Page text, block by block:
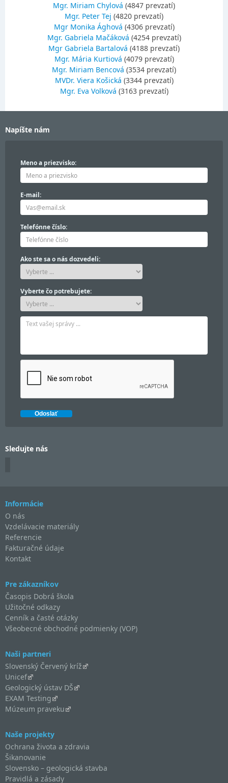
Mgr. Miriam Chylová (4847 prevzatí)
Mgr. Peter Tej (4820 prevzatí)
Mgr Monika Ághová (4306 prevzatí)
Mgr. Gabriela Mačáková (4254 prevzatí)
Mgr Gabriela Bartalová (4188 prevzatí)
Mgr. Mária Kurtiová (4079 prevzatí)
Mgr. Miriam Bencová (3534 prevzatí)
MVDr. Viera Košická (3344 prevzatí)
Mgr. Eva Volková (3163 prevzatí)
Napíšte nám
Meno a priezvisko:
E-mail:
Telefónne číslo:
Ako ste sa o nás dozvedeli:
Vyberte čo potrebujete:
Sledujte nás
Informácie
O nás
Vzdelávacie materiály
Referencie
Fakturačné údaje
Kontakt
Pre zákazníkov
Časopis Dobrá škola
Užitočné odkazy
Cenník a časté otázky
Všeobecné obchodné podmienky (VOP)
Naši partneri
Slovenský Červený kríž
Unicef
Geologický ústav DŠ
EXAM Testing
Múzeum praveku
Naše projekty
Ochrana života a zdravia
Šikanovanie
Slovensko – geologická stavba
Pravidlá a zásady